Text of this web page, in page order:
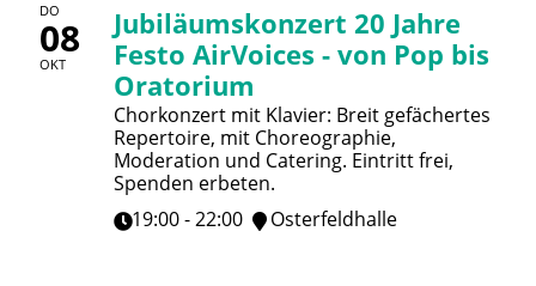
DO
08
OKT
Jubiläumskonzert 20 Jahre
Festo AirVoices - von Pop bis
Oratorium
Chorkonzert mit Klavier: Breit gefächertes
Repertoire, mit Choreographie,
Moderation und Catering. Eintritt frei,
Spenden erbeten.
19:00 - 22:00
Osterfeldhalle